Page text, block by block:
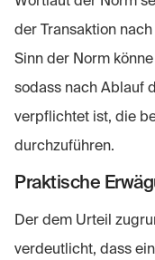
der Transaktion
Sinn der Norm
sodass nach Ablauf
verpflichtet ist, die
durchzuführen.
Praktische
Der dem Urteil
verdeutlicht, dass